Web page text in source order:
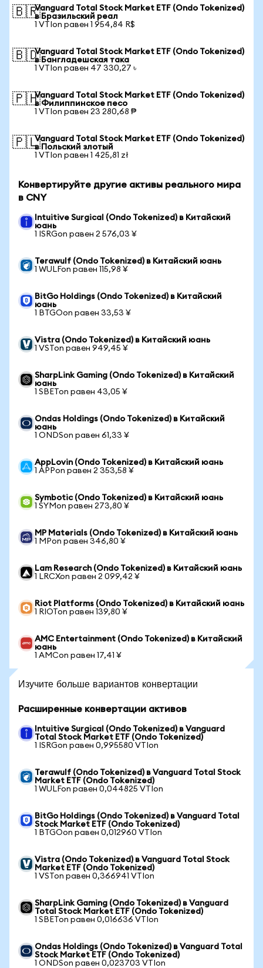
🇧🇷Vanguard Total Stock Market ETF (Ondo Tokenized)
в Бразильский реал
1 VTIon равен 1 954,84 R$
🇧🇩Vanguard Total Stock Market ETF (Ondo Tokenized)
в Бангладешская така
1 VTIon равен 47 330,27 ৳
🇵🇭Vanguard Total Stock Market ETF (Ondo Tokenized)
в Филиппинское песо
1 VTIon равен 23 280,68 ₱
🇵🇱Vanguard Total Stock Market ETF (Ondo Tokenized)
в Польский злотый
1 VTIon равен 1 425,81 zł
Конвертируйте другие активы реального мира
в CNY
Intuitive Surgical (Ondo Tokenized) в Китайский
юань
1 ISRGon равен 2 576,03 ¥
Terawulf (Ondo Tokenized) в Китайский юань
1 WULFon равен 115,98 ¥
BitGo Holdings (Ondo Tokenized) в Китайский
юань
1 BTGOon равен 33,53 ¥
Vistra (Ondo Tokenized) в Китайский юань
1 VSTon равен 949,45 ¥
SharpLink Gaming (Ondo Tokenized) в Китайский
юань
1 SBETon равен 43,05 ¥
Ondas Holdings (Ondo Tokenized) в Китайский
юань
1 ONDSon равен 61,33 ¥
AppLovin (Ondo Tokenized) в Китайский юань
1 APPon равен 2 353,58 ¥
Symbotic (Ondo Tokenized) в Китайский юань
1 SYMon равен 273,80 ¥
MP Materials (Ondo Tokenized) в Китайский юань
1 MPon равен 346,80 ¥
Lam Research (Ondo Tokenized) в Китайский юань
1 LRCXon равен 2 099,42 ¥
Riot Platforms (Ondo Tokenized) в Китайский юань
1 RIOTon равен 139,80 ¥
AMC Entertainment (Ondo Tokenized) в Китайский
юань
1 AMCon равен 17,41 ¥
Изучите больше вариантов конвертации
Расширенные конвертации активов
Intuitive Surgical (Ondo Tokenized) в Vanguard
Total Stock Market ETF (Ondo Tokenized)
1 ISRGon равен 0,995580 VTIon
Terawulf (Ondo Tokenized) в Vanguard Total Stock
Market ETF (Ondo Tokenized)
1 WULFon равен 0,044825 VTIon
BitGo Holdings (Ondo Tokenized) в Vanguard Total
Stock Market ETF (Ondo Tokenized)
1 BTGOon равен 0,012960 VTIon
Vistra (Ondo Tokenized) в Vanguard Total Stock
Market ETF (Ondo Tokenized)
1 VSTon равен 0,366941 VTIon
SharpLink Gaming (Ondo Tokenized) в Vanguard
Total Stock Market ETF (Ondo Tokenized)
1 SBETon равен 0,016636 VTIon
Ondas Holdings (Ondo Tokenized) в Vanguard Total
Stock Market ETF (Ondo Tokenized)
1 ONDSon равен 0,023703 VTIon